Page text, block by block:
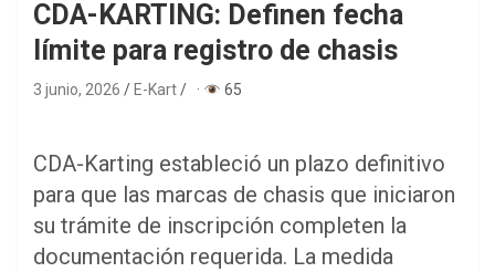
CDA-KARTING: Definen fecha
límite para registro de chasis
3 junio, 2026 E-Kart · 65
CDA-Karting estableció un plazo definitivo
para que las marcas de chasis que iniciaron
su trámite de inscripción completen la
documentación requerida. La medida